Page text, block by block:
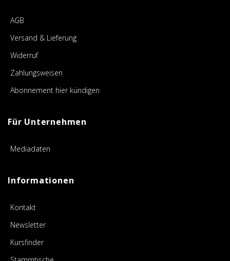
AGB
Versand & Lieferung
Widerruf
Zahlungsweisen
Abonnement hier kündigen
Für Unternehmen
Mediadaten
Informationen
Kontakt
Newsletter
Kursfinder